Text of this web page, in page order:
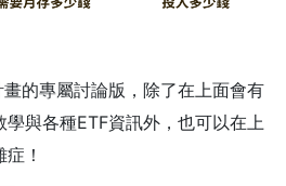
畫的專屬討論版，除了在上面會有
與各種ETF資訊外，也可以在上
！